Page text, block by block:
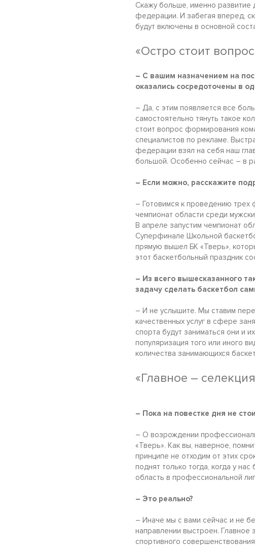
Скажу больше, именно развитие
федерации. И забегая вперед,
будут включены в основной
«Остро стоит
– С вашим назначением на
оказались сосредоточены в
– Да, с этим появляется все
самостоятельно тянуть такое
стоит вопрос формирования
специалистов по рекламе.
федерации взял на себя наш
большой. Особенно сейчас – в
– Если можно, расскажите
– Готовимся к проведению трех
чемпионат области среди
В апреле запустим чемпионат
Суперфинале Школьной
прямую вышел БК «Тверь»,
этот баскетбольный праздник
– Из всего вышесказанного
задачу сделать баскетбол
– И не услышите. Мы ставим
качественных услуг в сфере
спорта будут заниматься они и
популяризация того или иного
количества занимающихся
«Главное –
– Пока на повестке дня не
– О возрождении
«Тверь». Как вы, наверное,
принципе не отходим от этих
поднят только тогда, когда у
область в профессиональной
– Это реально?
– Иначе мы с вами сейчас и не
направлении выстроен. Главное
спортивного